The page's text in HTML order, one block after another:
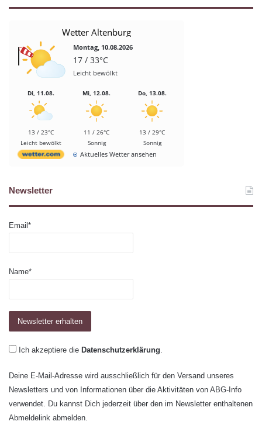
Wetter Altenburg
Montag, 10.08.2026
17 / 33°C
Leicht bewölkt
Di, 11.08.
13 / 23°C
Leicht bewölkt
Mi, 12.08.
11 / 26°C
Sonnig
Do, 13.08.
13 / 29°C
Sonnig
Aktuelles Wetter ansehen
Newsletter
Email*
Name*
Ich akzeptiere die Datenschutzerklärung.
Deine E-Mail-Adresse wird ausschließlich für den Versand unseres
Newsletters und von Informationen über die Aktivitäten von ABG-Info
verwendet. Du kannst Dich jederzeit über den im Newsletter enthaltenen
Abmeldelink abmelden.